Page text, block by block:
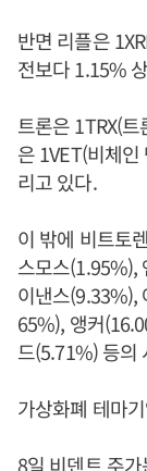
반면 리플은
전보다 1.15%
트론은 1TRX(
은 1VET(비체
리고 있다.
이 밖에 비트토
스모스(1.95%),
이낸스(9.33%),
65%), 앵커
드(5.71%) 등의
가상화폐 테마
8일 비덴트 주